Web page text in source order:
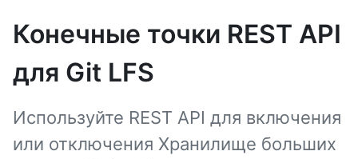
Конечные точки REST API
для Git LFS
Используйте REST API для включения
или отключения Хранилище больших